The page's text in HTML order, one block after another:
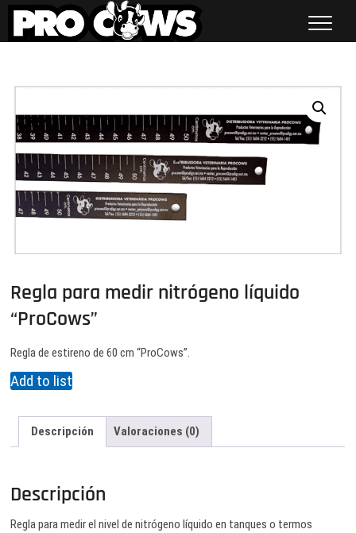
Saltar
contenido
Regla para medir nitrógeno líquido
“ProCows”
Regla de estireno de 60 cm “ProCows”.
Add to list
Descripción Valoraciones (0)
Descripción
Regla para medir el nivel de nitrógeno líquido en tanques o termos